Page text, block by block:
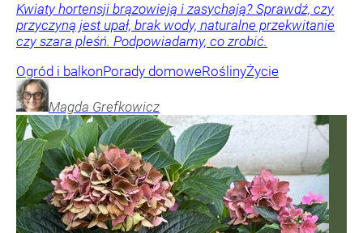
Kwiaty hortensji brązowieją i zasychają? Sprawdź, czy
przyczyną jest upał, brak wody, naturalne przekwitanie
czy szara pleśń. Podpowiadamy, co zrobić.
Ogród i balkonPorady domoweRoślinyŻycie
Magda Grefkowicz